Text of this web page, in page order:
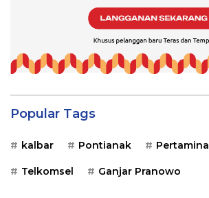
Popular Tags
kalbar Pontianak Pertamina
Telkomsel Ganjar Pranowo